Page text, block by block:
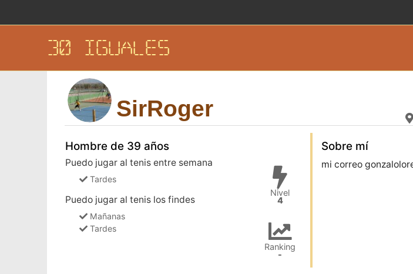
30 IGUALES
SirRoger
Hombre de 39 años
Puedo jugar al tenis entre semana
Tardes
Puedo jugar al tenis los findes
Mañanas
Tardes
Nivel
4
Ranking
-
Sobre mí